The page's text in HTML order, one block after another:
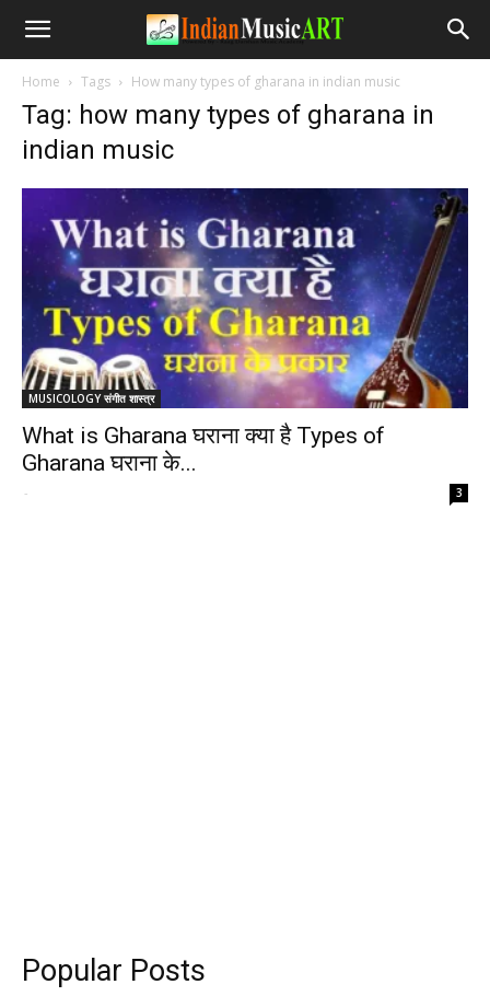
Home Tags How many types of gharana in indian music
Tag: how many types of gharana in
indian music
MUSICOLOGY संगीत शास्त्र
What is Gharana घराना क्या है Types of
Gharana घराना के...
- 3
Popular Posts